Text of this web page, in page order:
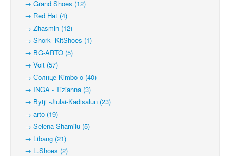
→ Grand Shoes (12)
→ Red Hat (4)
→ Zhasmin (12)
→ Shork -KitShoes (1)
→ BG-ARTO (5)
→ Voit (57)
→ Солнце-Kimbo-o (40)
→ INGA - Tizianna (3)
→ Bytji -Jiulai-Kadisalun (23)
→ arto (19)
→ Selena-Shamilu (5)
→ Libang (21)
→ L.Shoes (2)